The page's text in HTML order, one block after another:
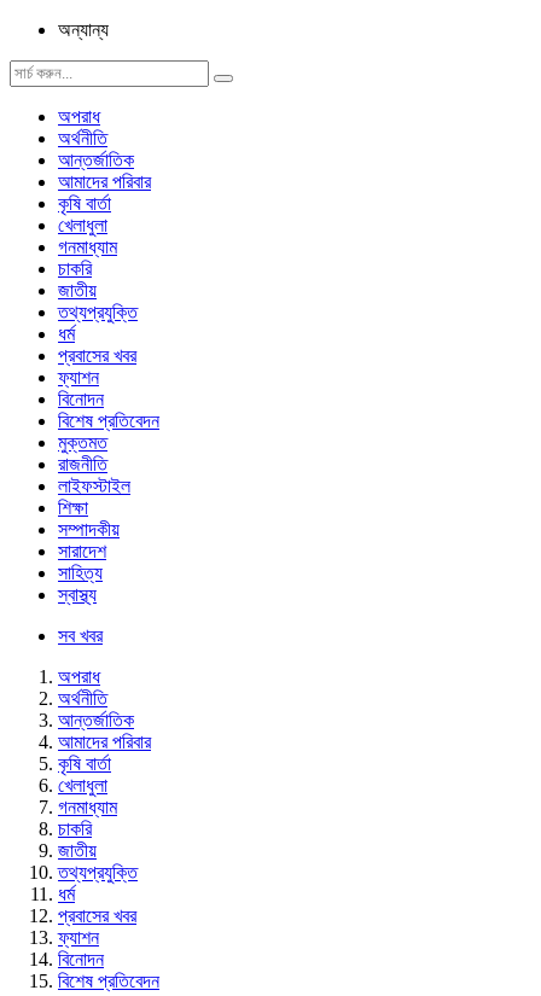
অন্যান্য
অপরাধ
অর্থনীতি
আন্তর্জাতিক
আমাদের পরিবার
কৃষি বার্তা
খেলাধুলা
গনমাধ্যাম
চাকরি
জাতীয়
তথ্যপ্রযুক্তি
ধর্ম
প্রবাসের খবর
ফ্যাশন
বিনোদন
বিশেষ প্রতিবেদন
মুক্তমত
রাজনীতি
লাইফস্টাইল
শিক্ষা
সম্পাদকীয়
সারাদেশ
সাহিত্য
স্বাস্থ্য
সব খবর
অপরাধ
অর্থনীতি
আন্তর্জাতিক
আমাদের পরিবার
কৃষি বার্তা
খেলাধুলা
গনমাধ্যাম
চাকরি
জাতীয়
তথ্যপ্রযুক্তি
ধর্ম
প্রবাসের খবর
ফ্যাশন
বিনোদন
বিশেষ প্রতিবেদন